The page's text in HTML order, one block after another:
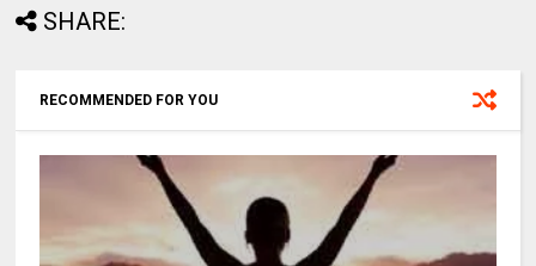
SHARE:
RECOMMENDED FOR YOU